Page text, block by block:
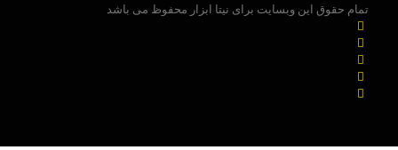
تمام حقوق این وبسایت برای نیتا ابزار محفوظ می باشد